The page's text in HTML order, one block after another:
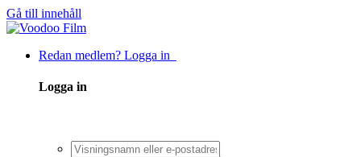
Gå till innehåll
Redan medlem? Logga in
Logga in